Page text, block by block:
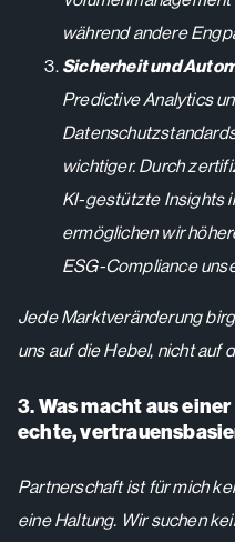
während andere
Sicherheit und
Predictive Analytics
wichtiger. Durch
KI-gestützte Insights
ermöglichen wir
ESG-Compliance
Jede Marktveränderung
uns auf die Hebel, nicht auf
3.Was macht aus
echte,
Partnerschaft ist für mich
eine Haltung. Wir suchen